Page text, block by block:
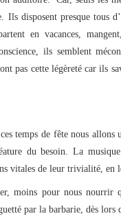
Ils disposent presque tous
en vacances,
ils semblent
pas cette légèreté car ils
temps de fête nous allons
du besoin. La
vitales de leur trivialité, en
moins pour nous nourrir
par la barbarie, dès